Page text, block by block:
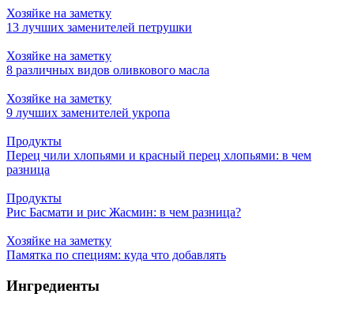
Хозяйке на заметку
13 лучших заменителей петрушки
Хозяйке на заметку
8 различных видов оливкового масла
Хозяйке на заметку
9 лучших заменителей укропа
Продукты
Перец чили хлопьями и красный перец хлопьями: в чем
разница
Продукты
Рис Басмати и рис Жасмин: в чем разница?
Хозяйке на заметку
Памятка по специям: куда что добавлять
Ингредиенты